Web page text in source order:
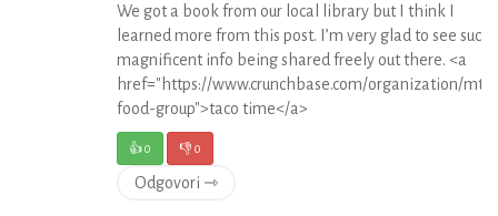
We got a book from our local library but I think I
learned more from this post. I’m very glad to see such
magnificent info being shared freely out there. <a
href="https://www.crunchbase.com/organization/mty-
food-group">taco time</a>
👍0 👎0
Odgovori ⇾